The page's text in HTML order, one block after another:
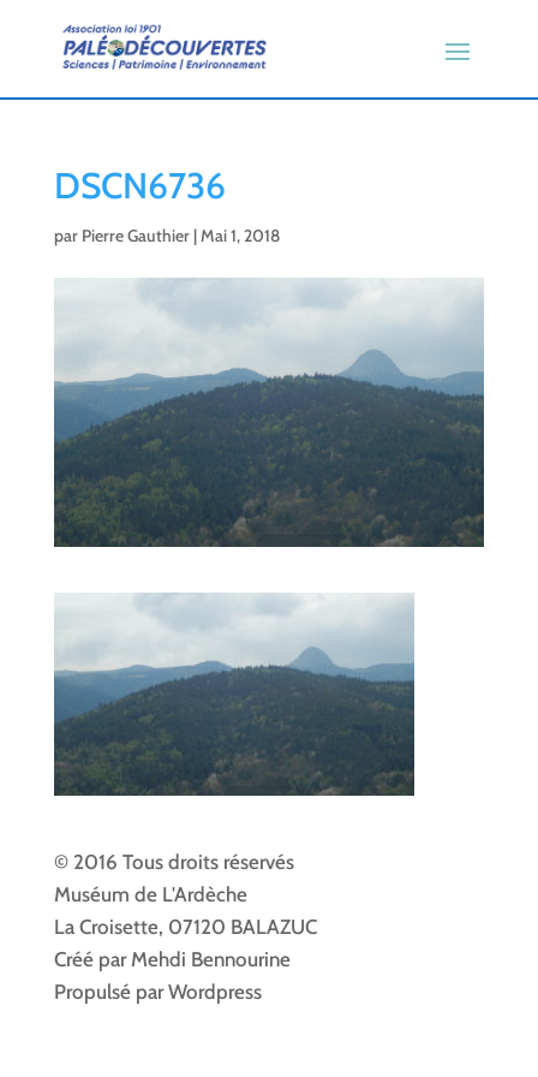
DSCN6736
par Pierre Gauthier|Mai 1, 2018
© 2016 Tous droits réservés
Muséum de L'Ardèche
La Croisette, 07120 BALAZUC
Créé par Mehdi Bennourine
Propulsé par Wordpress